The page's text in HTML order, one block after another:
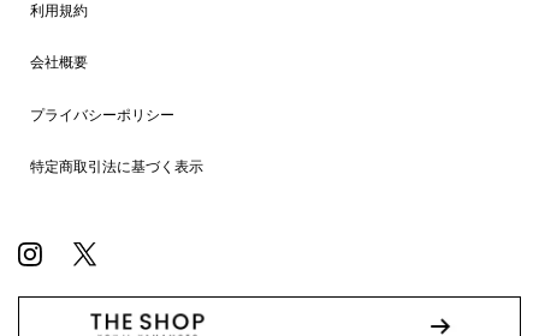
利用規約
会社概要
プライバシーポリシー
特定商取引法に基づく表示